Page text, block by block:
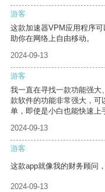
游客
这款加速器VPM应用程序
助你在网络上自由移动。
2024-09-13
游客
我一直在寻找一款功能强大
款软件的功能非常强大，可
单，即使是小白也能快速上
2024-09-13
游客
这款app就像我的财务顾问
2024-09-13